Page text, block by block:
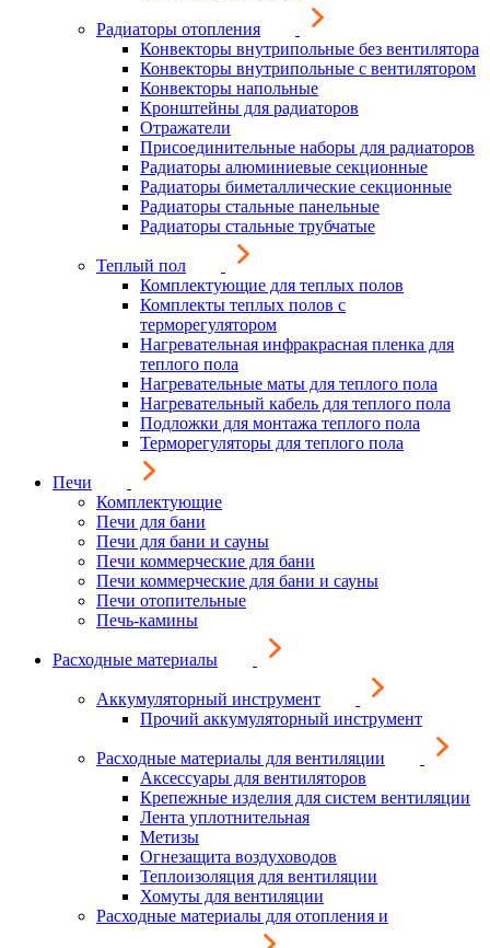
Радиаторы отопления
Конвекторы внутрипольные без вентилятора
Конвекторы внутрипольные с вентилятором
Конвекторы напольные
Кронштейны для радиаторов
Отражатели
Присоединительные наборы для радиаторов
Радиаторы алюминиевые секционные
Радиаторы биметаллические секционные
Радиаторы стальные панельные
Радиаторы стальные трубчатые
Теплый пол
Комплектующие для теплых полов
Комплекты теплых полов с
терморегулятором
Нагревательная инфракрасная пленка для
теплого пола
Нагревательные маты для теплого пола
Нагревательный кабель для теплого пола
Подложки для монтажа теплого пола
Терморегуляторы для теплого пола
Печи
Комплектующие
Печи для бани
Печи для бани и сауны
Печи коммерческие для бани
Печи коммерческие для бани и сауны
Печи отопительные
Печь-камины
Расходные материалы
Аккумуляторный инструмент
Прочий аккумуляторный инструмент
Расходные материалы для вентиляции
Аксессуары для вентиляторов
Крепежные изделия для систем вентиляции
Лента уплотнительная
Метизы
Огнезащита воздуховодов
Теплоизоляция для вентиляции
Хомуты для вентиляции
Расходные материалы для отопления и